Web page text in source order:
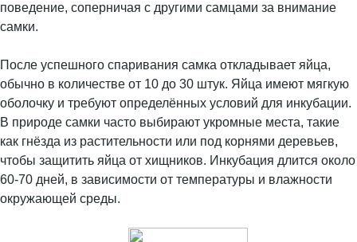
поведение, соперничая с другими самцами за внимание
самки.
После успешного спаривания самка откладывает яйца,
обычно в количестве от 10 до 30 штук. Яйца имеют мягкую
оболочку и требуют определённых условий для инкубации.
В природе самки часто выбирают укромные места, такие
как гнёзда из растительности или под корнями деревьев,
чтобы защитить яйца от хищников. Инкубация длится около
60-70 дней, в зависимости от температуры и влажности
окружающей среды.